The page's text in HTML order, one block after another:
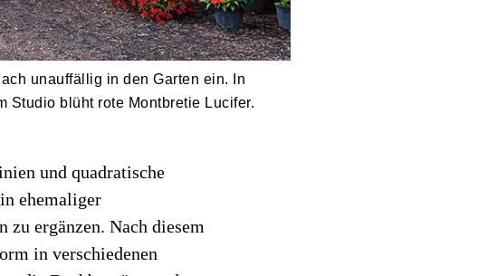
unauffällig in den Garten ein. In
Studio blüht rote Montbretie Lucifer.
und quadratische
ehemaliger
zu ergänzen. Nach diesem
in verschiedenen